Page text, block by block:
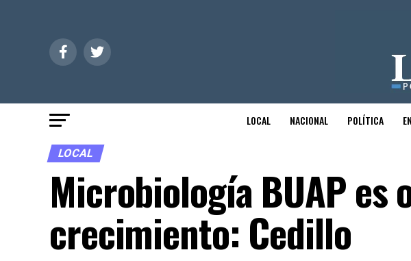
LOCAL NACIONAL POLÍTICA
LOCAL
Microbiología BUAP es
crecimiento: Cedillo